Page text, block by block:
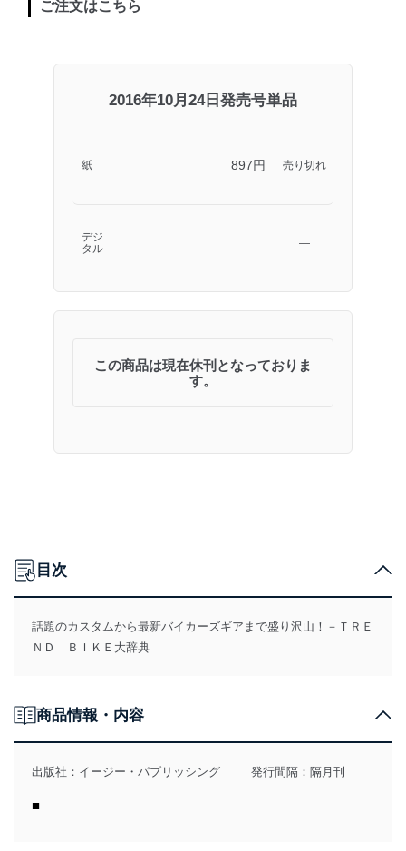
ご注文はこちら
2016年10月24日発売号単品
紙 897円 売り切れ
デジ
タル
―
この商品は現在休刊となっておりま
す。
目次
話題のカスタムから最新バイカーズギアまで盛り沢山！－ＴＲＥ
ＮＤ ＢＩＫＥ大辞典
商品情報・内容
出版社： イージー・パブリッシング 発行間隔：隔月刊
■